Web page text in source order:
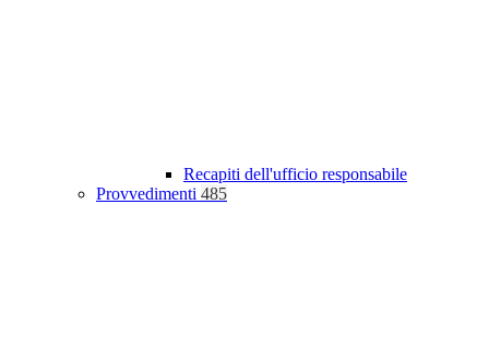
Recapiti dell'ufficio responsabile
Provvedimenti 485